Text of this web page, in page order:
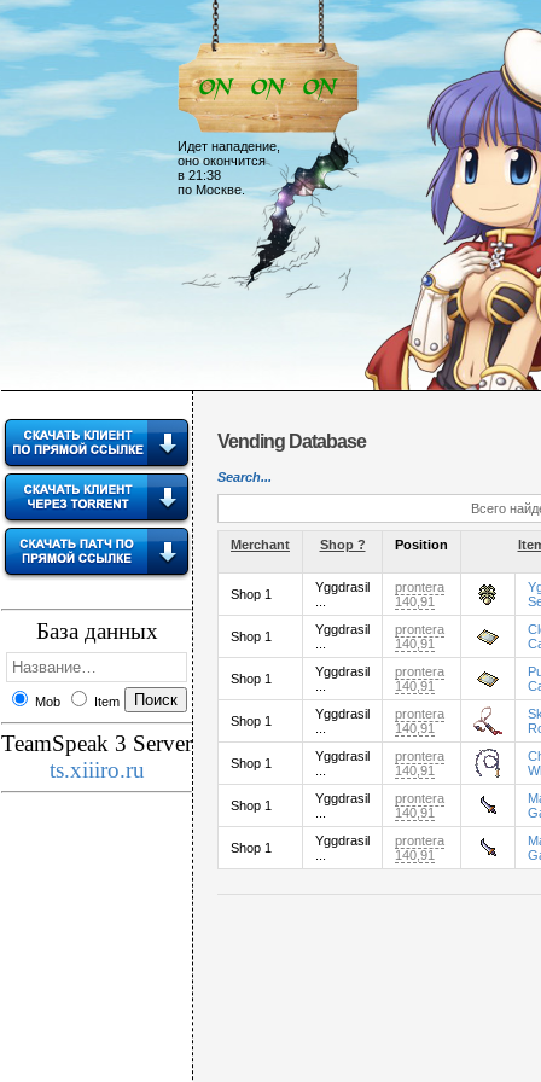
Идет нападение,
оно окончится
в 21:38
по Москве.
База данных
Mob Item
TeamSpeak 3 Server
ts.xiiiro.ru
Vending Database
Search...
Всего
Merchant Shop ? Position
Shop 1
Yggdrasil
prontera
140,91
Shop 1
Yggdrasil
prontera
140,91
Shop 1
Yggdrasil
prontera
140,91
Shop 1
Yggdrasil
prontera
140,91
Shop 1
Yggdrasil
prontera
140,91
Shop 1
Yggdrasil
prontera
140,91
Shop 1
Yggdrasil
prontera
140,91